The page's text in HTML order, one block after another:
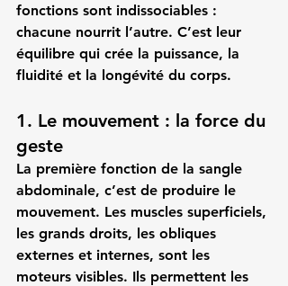
fonctions sont indissociables :
chacune nourrit l’autre. C’est leur
équilibre qui crée la puissance, la
fluidité et la longévité du corps.
1. Le mouvement : la force du
geste
La première fonction de la sangle
abdominale, c’est de produire le
mouvement. Les muscles superficiels,
les grands droits, les obliques
externes et internes, sont les
moteurs visibles. Ils permettent les